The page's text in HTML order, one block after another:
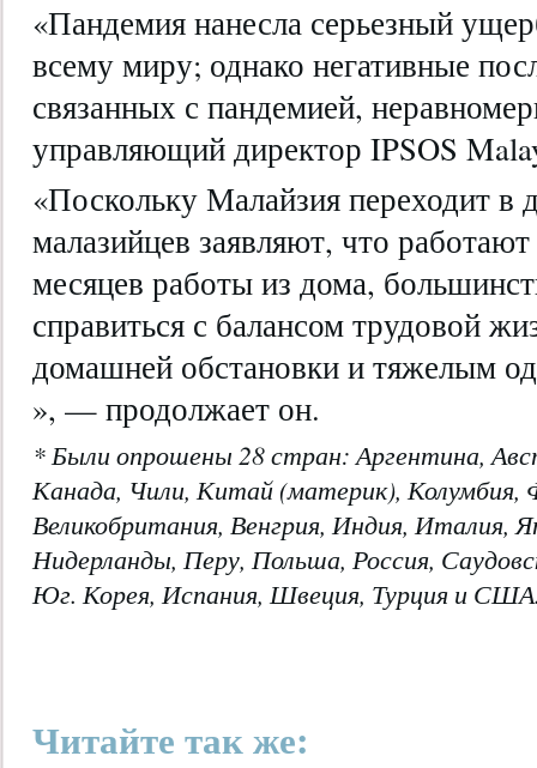
«Пандемия нанесла серьезный
всему миру; однако негативные
связанных с пандемией,
управляющий директор IPSOS
«Поскольку Малайзия переходит в
малазийцев заявляют, что
месяцев работы из дома,
справиться с балансом трудовой
домашней обстановки и тяжелым
», — продолжает он.
* Были опрошены 28 стран: Аргентина,
Канада, Чили, Китай (материк), Колумбия,
Великобритания, Венгрия, Индия, Италия,
Нидерланды, Перу, Польша, Россия,
Юг. Корея, Испания, Швеция, Турция и
Читайте так же: